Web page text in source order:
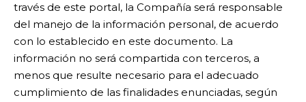
través de este portal, la Compañía será responsable
del manejo de la información personal, de acuerdo
con lo establecido en este documento. La
información no será compartida con terceros, a
menos que resulte necesario para el adecuado
cumplimiento de las finalidades enunciadas, según